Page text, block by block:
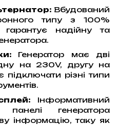
Вбудований
типу з 100%
надійну та
Генератор має дві
на 230V, другу на
різні типи
Інформативний
генератора
інформацію, таку як